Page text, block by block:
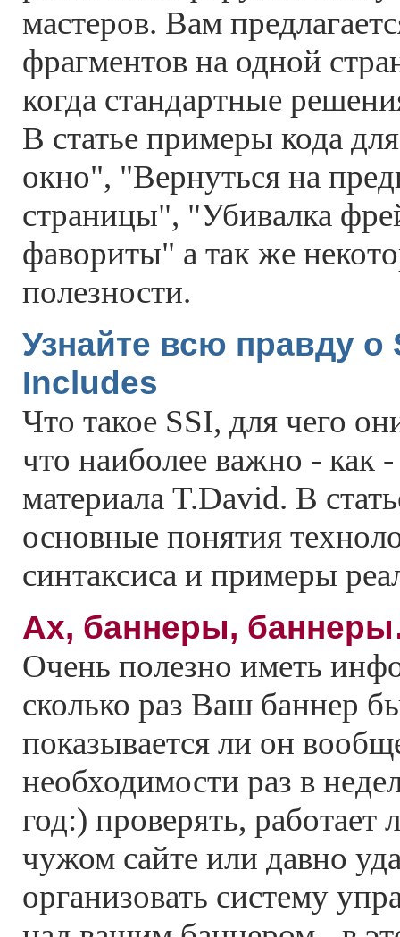
мастеров. Вам
фрагментов на одной
когда стандартные
В статье примеры кода
окно", "Вернуться на
страницы", "Убивалка
фавориты" а так же
полезности.
Узнайте всю правду о
Includes
Что такое SSI, для чего
что наиболее важно - как
материала T.David. В
основные понятия
синтаксиса и примеры
Ах, баннеры,
Oчень полезно иметь
сколько раз Ваш баннер
показывается ли он
необходимости раз в
год:) проверять,
чужом сайте или давно
организовать систему